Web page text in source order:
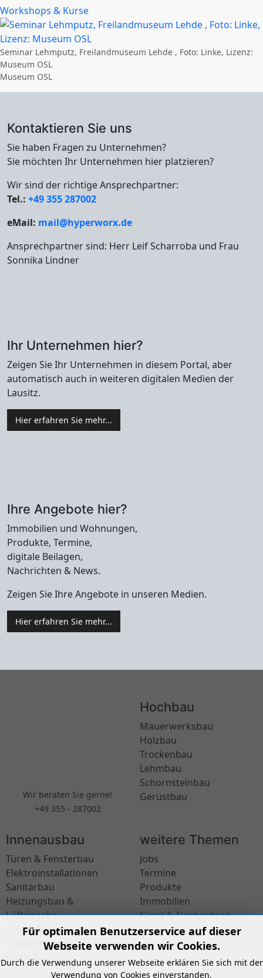
Workshops & Kurse
Seminar Lehmputz, Freilandmuseum Lehde , Foto: Linke, Lizenz:
Museum OSL
Museum OSL
Kontaktieren Sie uns
Sie haben Fragen zu Unternehmen?
Sie möchten Ihr Unternehmen hier platzieren?
Wir sind der richtige Ansprechpartner:
Tel.: +49 355 287002
eMail: mail@hyperworx.de
Ansprechpartner sind: Herr Leif Scharroba und Frau
Sonnika Lindner
Ihr Unternehmen hier?
Zeigen Sie Ihr Unternehmen in diesem Portal, aber
automatisch auch in weiteren digitalen Medien der
Lausitz.
Hier erfahren Sie mehr...
Ihre Angebote hier?
Immobilien und Wohnungen,
Produkte, Termine,
digitale Beilagen,
Nachrichten & News.
Zeigen Sie Ihre Angebote in unseren Medien.
Hier erfahren Sie mehr...
Wir beraten Sie gerne!
+49 355 - 287002
Hochbau
Mauerwerksbau
Holzbau
Trockenbau
Lehmbau
Schornsteinbau
Gerüstbau
Innenausbau
Türen & Fensterbau
Elektroinstallationen
Sanitärbau
Heizungsbau &
Lüftungsbau
Fußbodenleger
Fliesenleger
Wand & Decke
weitere Themen
Jobs
Termine
Produkte
Immobilien
News & Nachrichten
besondere Orte
Für optimalen Benutzerservice auf dieser
Webseite verwenden wir Cookies.
Durch die Verwendung unserer Webseite erklären Sie sich mit der
Verwendung von Cookies einverstanden.